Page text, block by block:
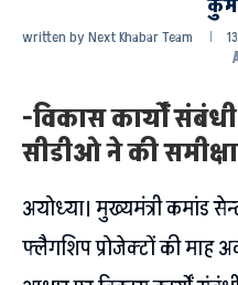
written byNext Khabar Team
-विकास कार्यों
सीडीओ ने की
अयोध्या। मुख्यमंत्री कमांड
फ्लैगशिप प्रोजेक्टों की माह